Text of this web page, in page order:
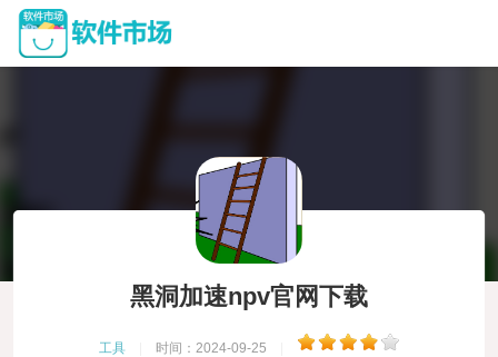
黑洞加速npv官网下载
工具 时间：2024-09-25